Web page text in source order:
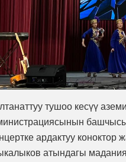
тушоо кесүү
ардактуу
атындагы